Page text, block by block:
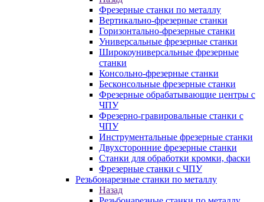
Фрезерные станки по металлу
Вертикально-фрезерные станки
Горизонтально-фрезерные станки
Универсальные фрезерные станки
Широкоуниверсальные фрезерные
станки
Консольно-фрезерные станки
Бесконсольные фрезерные станки
Фрезерные обрабатывающие центры с
ЧПУ
Фрезерно-гравировальные станки с
ЧПУ
Инструментальные фрезерные станки
Двухсторонние фрезерные станки
Станки для обработки кромки, фаски
Фрезерные станки с ЧПУ
Резьбонарезные станки по металлу
Назад